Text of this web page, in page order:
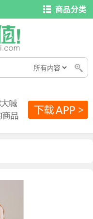
商品分类